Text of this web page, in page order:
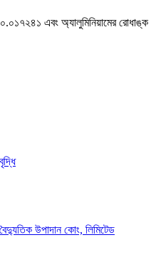
০.০১৭২৪১ এবং অ্যালুমিনিয়ামের